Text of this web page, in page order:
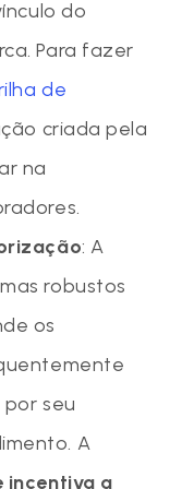
do
Para fazer
de
criada pela
na
: A
robustos
os
seu
A
incentiva a